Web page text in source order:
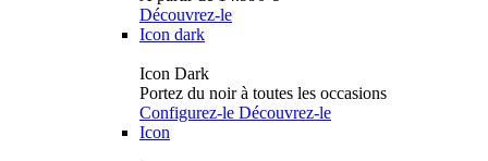
Découvrez-le
Icon dark
Icon Dark
Portez du noir à toutes les occasions
Configurez-le Découvrez-le
Icon